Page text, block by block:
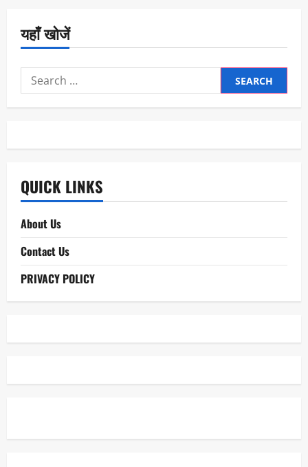
यहाँ खोजें
Search
for:
QUICK LINKS
About Us
Contact Us
PRIVACY POLICY